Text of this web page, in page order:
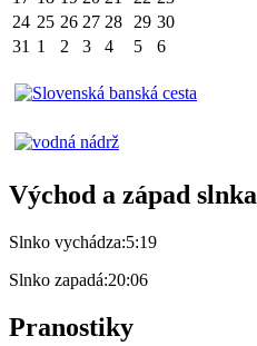
24 25 26 27 28 29 30
31 1 2 3 4 5 6
Východ a západ slnka
Slnko vychádza:5:19
Slnko zapadá:20:06
Pranostiky